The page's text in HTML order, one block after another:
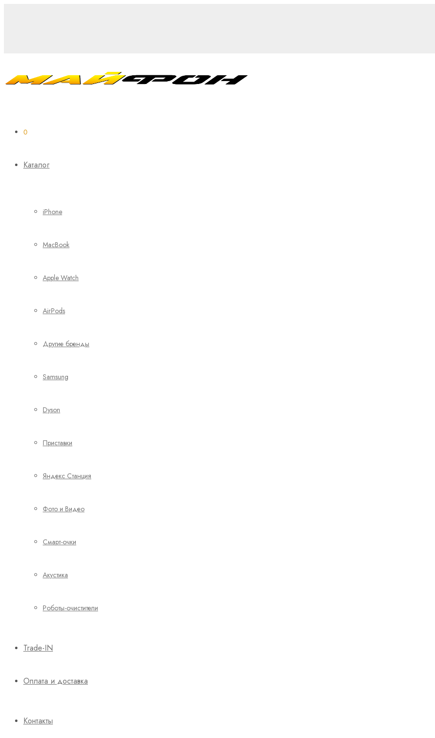
0
Каталог
iPhone
MacBook
Apple Watch
AirPods
Другие бренды
Samsung
Dyson
Приставки
Яндекс Станция
Фото и Видео
Смарт-очки
Акустика
Роботы-очистители
Trade-IN
Оплата и доставка
Контакты